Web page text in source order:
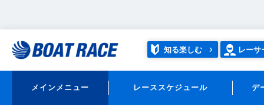
知る楽しむ レーサ
メインメニュー レーススケジュール デ